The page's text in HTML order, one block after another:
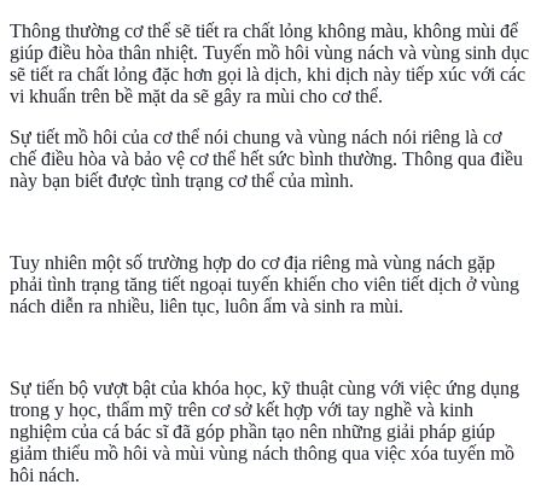
Thông thường cơ thể sẽ tiết ra chất lỏng không màu, không mùi để
giúp điều hòa thân nhiệt. Tuyến mồ hôi vùng nách và vùng sinh dục
sẽ tiết ra chất lỏng đặc hơn gọi là dịch, khi dịch này tiếp xúc với các
vi khuẩn trên bề mặt da sẽ gây ra mùi cho cơ thể.
Sự tiết mồ hôi của cơ thể nói chung và vùng nách nói riêng là cơ
chế điều hòa và bảo vệ cơ thể hết sức bình thường. Thông qua điều
này bạn biết được tình trạng cơ thể của mình.
Tuy nhiên một số trường hợp do cơ địa riêng mà vùng nách gặp
phải tình trạng tăng tiết ngoại tuyến khiến cho viên tiết dịch ở vùng
nách diễn ra nhiều, liên tục, luôn ẩm và sinh ra mùi.
Sự tiến bộ vượt bật của khóa học, kỹ thuật cùng với việc ứng dụng
trong y học, thẩm mỹ trên cơ sở kết hợp với tay nghề và kinh
nghiệm của cá bác sĩ đã góp phần tạo nên những giải pháp giúp
giảm thiểu mồ hôi và mùi vùng nách thông qua việc xóa tuyến mồ
hôi nách.